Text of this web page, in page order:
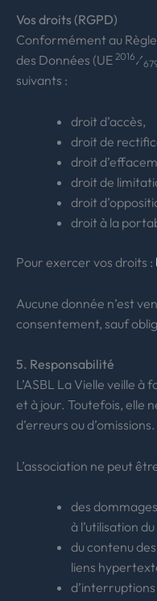
Vos droits (RGPD)
Conformément au
des Données (UE 2016⁄
suivants :
droit d’accès,
droit de
droit
droit de
droit
droit à la
Pour exercer vos droits :
Aucune donnée n’est
consentement, sauf
5. Responsabilité
L’ASBL La Vielle veille
et à jour. Toutefois, elle
d’erreurs ou d’omissions.
L’association ne peut
des
à l’utilisation
du contenu
liens